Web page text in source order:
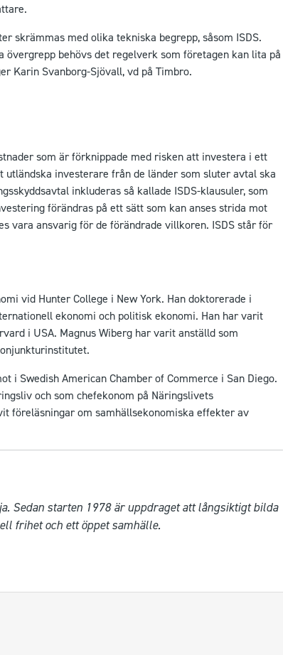
skrämmas med olika tekniska begrepp, såsom ISDS.
behövs det regelverk som företagen kan lita på
Karin Svanborg-Sjövall, vd på Timbro.
som är förknippade med risken att investera i ett
investerare från de länder som sluter avtal ska
inkluderas så kallade ISDS-klausuler, som
förändras på ett sätt som kan anses strida mot
vara ansvarig för de förändrade villkoren. ISDS står för
vid Hunter College i New York. Han doktorerade i
ekonomi och politisk ekonomi. Han har varit
i USA. Magnus Wiberg har varit anställd som
i Swedish American Chamber of Commerce i San Diego.
och som chefekonom på Näringslivets
föreläsningar om samhällsekonomiska effekter av
Sedan starten 1978 är uppdraget att långsiktigt bilda
frihet och ett öppet samhälle.